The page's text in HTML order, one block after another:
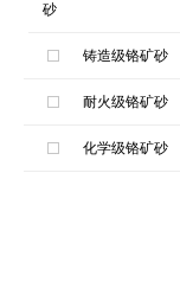
砂
铸造级铬矿砂
耐火级铬矿砂
化学级铬矿砂